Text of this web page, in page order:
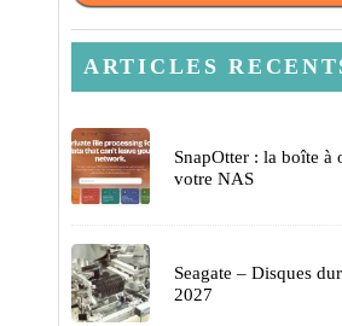
ARTICLES
SnapOtter : la boîte
votre NAS
Seagate – Disques
2027